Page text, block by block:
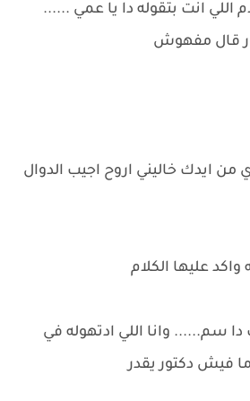
اللي انت بتقوله دا يا عمي ......
قال مفهوش
ايدك خاليني اروح اجيب الدوال
عليها الكلام
سم...... وانا اللي ادتهوله في
فيش دكتور يقدر